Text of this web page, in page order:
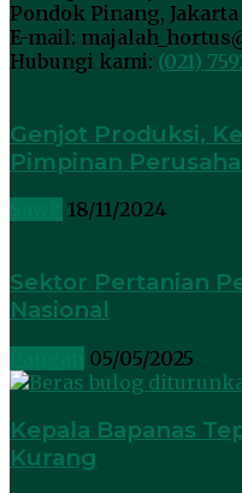
Pondok Pinang,
E-mail:
Hubungi kami: (021)
Genjot Produksi,
Pimpinan
18/11/2024
Sektor Pertanian
Nasional
05/05/2025
Kepala Bapanas
Kurang